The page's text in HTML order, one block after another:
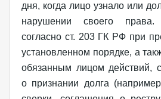
дня, когда лицо узнало или
нарушении своего
согласно ст. 203 ГК РФ при
установленном порядке, а
обязанным лицом действий,
о признании долга